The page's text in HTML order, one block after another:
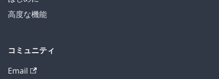
高度な機能
コミュニティ
Email